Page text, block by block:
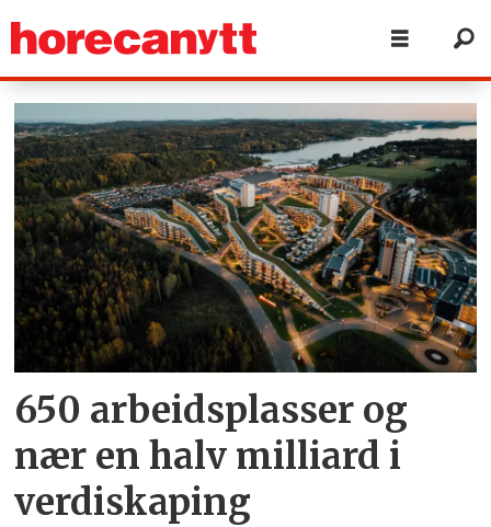
Tag:
oslofjord
convention
center
650 arbeidsplasser og
nær en halv milliard i
verdiskaping